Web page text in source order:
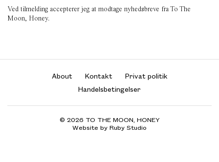
Ved tilmelding accepterer jeg at modtage nyhedsbreve fra To The
Moon, Honey.
About Kontakt
Privat politik
Handelsbetingelser
© 2026 TO THE MOON, HONEY
Website by Ruby Studio